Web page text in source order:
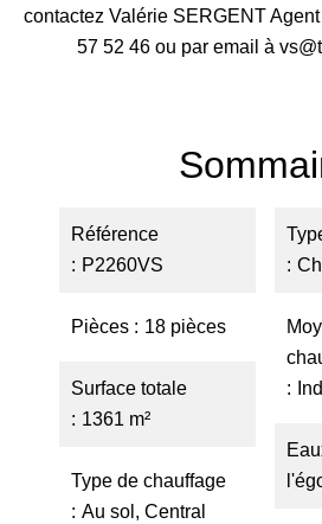
contactez Valérie SERGENT
57 52 46 ou par email à
Référence
P2260VS
Pièces 18 pièces
Surface totale
1361 m²
Type de chauffage
Au sol, Central